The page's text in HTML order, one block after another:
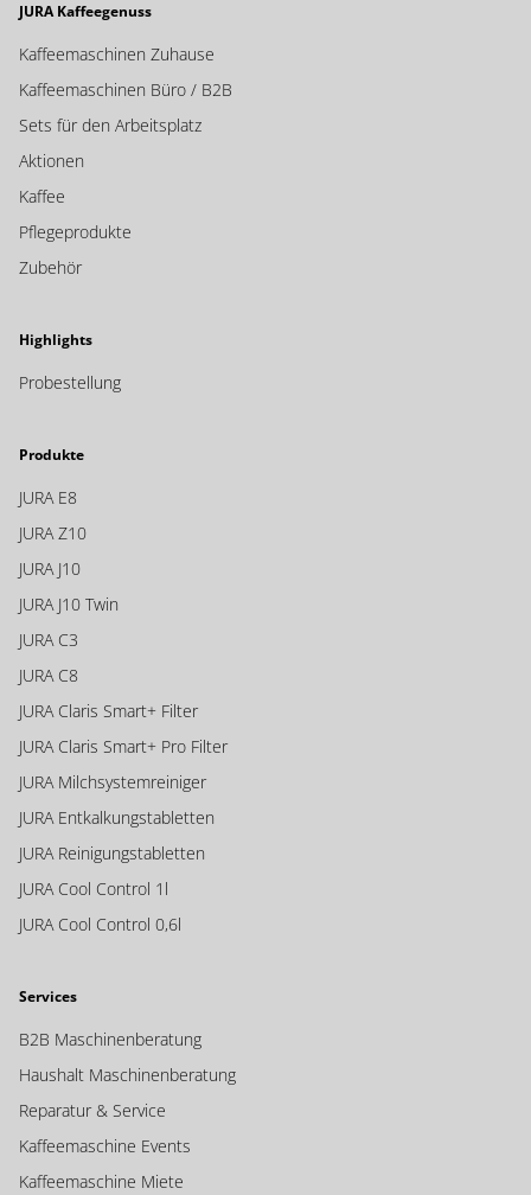
JURA Kaffeegenuss
Kaffeemaschinen Zuhause
Kaffeemaschinen Büro / B2B
Sets für den Arbeitsplatz
Aktionen
Kaffee
Pflegeprodukte
Zubehör
Highlights
Probestellung
Produkte
JURA E8
JURA Z10
JURA J10
JURA J10 Twin
JURA C3
JURA C8
JURA Claris Smart+ Filter
JURA Claris Smart+ Pro Filter
JURA Milchsystemreiniger
JURA Entkalkungstabletten
JURA Reinigungstabletten
JURA Cool Control 1l
JURA Cool Control 0,6l
Services
B2B Maschinenberatung
Haushalt Maschinenberatung
Reparatur & Service
Kaffeemaschine Events
Kaffeemaschine Miete
Inbetriebnahme Videos
ausführliche Unterstützung bei der Einrichtung Ihrer neuen
Kaffeemaschine. Somit garantieren wir einen einfachen und